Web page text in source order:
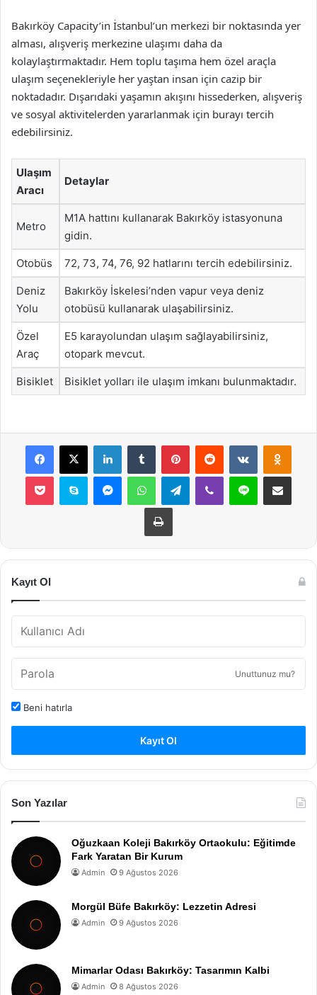
Bakırköy Capacity’in İstanbul’un merkezi bir noktasında yer
alması, alışveriş merkezine ulaşımı daha da
kolaylaştırmaktadır. Hem toplu taşıma hem özel araçla
ulaşım seçenekleriyle her yaştan insan için cazip bir
noktadadır. Dışarıdaki yaşamın akışını hissederken, alışveriş
ve sosyal aktivitelerden yararlanmak için burayı tercih
edebilirsiniz.
Ulaşım
Aracı
Detaylar
Metro
M1A hattını kullanarak Bakırköy istasyonuna
gidin.
Otobüs 72, 73, 74, 76, 92 hatlarını tercih edebilirsiniz.
Deniz
Yolu
Bakırköy İskelesi’nden vapur veya deniz
otobüsü kullanarak ulaşabilirsiniz.
Özel
Araç
E5 karayolundan ulaşım sağlayabilirsiniz,
otopark mevcut.
Bisiklet Bisiklet yolları ile ulaşım imkanı bulunmaktadır.
Facebook
X LinkedInTumblr PinterestReddit VKontakte
Pocket Skype MessengerWhatsAppTelegramViber Line E-Posta ile
Yazdır
Kayıt Ol
Unuttunuz mu?
Beni hatırla
Kayıt Ol
Son Yazılar
Oğuzkaan Koleji Bakırköy Ortaokulu: Eğitimde
Fark Yaratan Bir Kurum
Admin 9 Ağustos 2026
Morgül Büfe Bakırköy: Lezzetin Adresi
Admin 9 Ağustos 2026
Mimarlar Odası Bakırköy: Tasarımın Kalbi
Admin 8 Ağustos 2026